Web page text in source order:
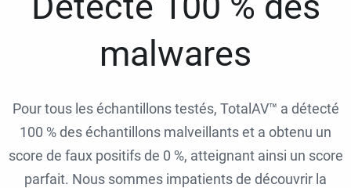
malwares
Pour tous les échantillons testés, TotalAV™ a détecté
100 % des échantillons malveillants et a obtenu un
score de faux positifs de 0 %, atteignant ainsi un score
parfait. Nous sommes impatients de découvrir la